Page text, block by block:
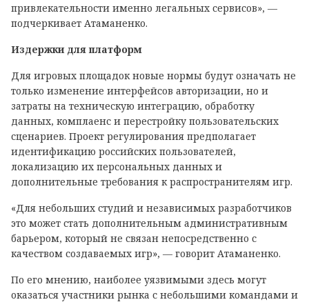
привлекательности именно легальных сервисов», —
подчеркивает Атаманенко.
Издержки для платформ
Для игровых площадок новые нормы будут означать не
только изменение интерфейсов авторизации, но и
затраты на техническую интеграцию, обработку
данных, комплаенс и перестройку пользовательских
сценариев. Проект регулирования предполагает
идентификацию российских пользователей,
локализацию их персональных данных и
дополнительные требования к распространителям игр.
«Для небольших студий и независимых разработчиков
это может стать дополнительным административным
барьером, который не связан непосредственно с
качеством создаваемых игр», — говорит Атаманенко.
По его мнению, наиболее уязвимыми здесь могут
оказаться участники рынка с небольшими командами и